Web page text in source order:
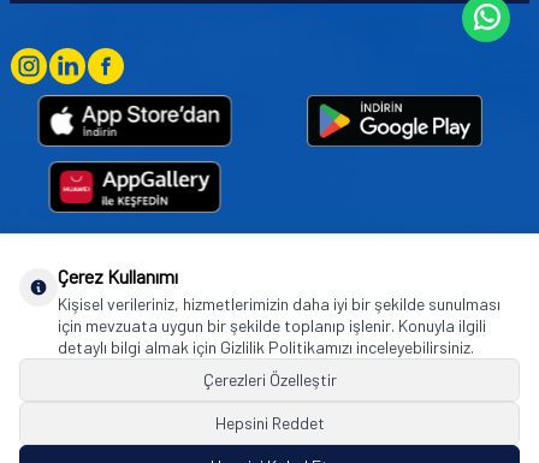
Goodyear (and Winged Foot Design) are trademarks of or licensed to The Goodyear
Tire & Rubber Company used under license by Basbug Group Company,
Istanbul/Türkiye. © 2026 The Goodyear Tire & Rubber Company.
Çerez Kullanımı
Kişisel verileriniz, hizmetlerimizin daha iyi bir şekilde sunulması
için mevzuata uygun bir şekilde toplanıp işlenir. Konuyla ilgili
detaylı bilgi almak için Gizlilik Politikamızı inceleyebilirsiniz.
Çerezleri Özelleştir
Hepsini Reddet